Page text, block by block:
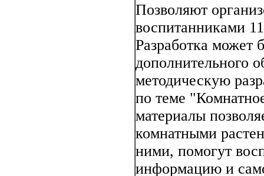
Позволяют
воспитанниками
Разработка может
дополнительного
методическую
по теме
материалы
комнатными
ними, помогут
информацию и